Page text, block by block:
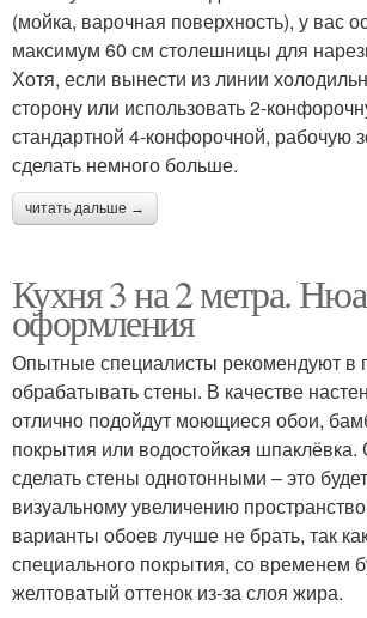
(мойка, варочная поверхность), у вас
максимум 60 см столешницы для
Хотя, если вынести из линии
сторону или использовать 2-
стандартной 4-конфорочной, рабочую
сделать немного больше.
читать дальше →
Кухня 3 на 2 метра.
оформления
Опытные специалисты рекомендуют в
обрабатывать стены. В качестве
отлично подойдут моющиеся обои,
покрытия или водостойкая шпаклёвка.
сделать стены однотонными – это
визуальному увеличению
варианты обоев лучше не брать, так
специального покрытия, со временем
желтоватый оттенок из-за слоя жира.